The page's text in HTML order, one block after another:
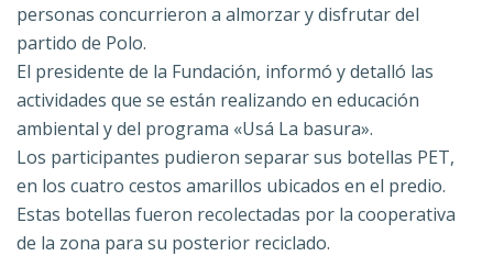
personas concurrieron a almorzar y disfrutar del
partido de Polo.
El presidente de la Fundación, informó y detalló las
actividades que se están realizando en educación
ambiental y del programa «Usá La basura».
Los participantes pudieron separar sus botellas PET,
en los cuatro cestos amarillos ubicados en el predio.
Estas botellas fueron recolectadas por la cooperativa
de la zona para su posterior reciclado.